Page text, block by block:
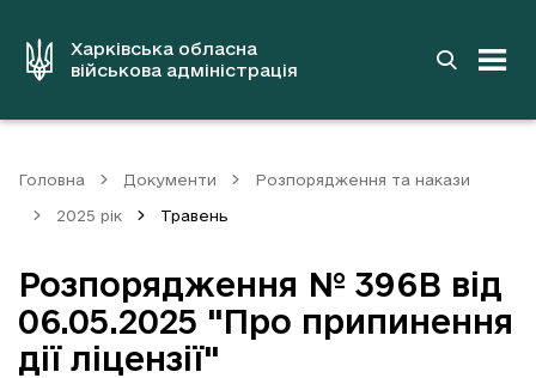
вмістуХарківська обласна
військова адміністрація
Головна Документи Розпорядження та накази
2025 рік Травень
Розпорядження № 396В від
06.05.2025 "Про припинення
дії ліцензії"